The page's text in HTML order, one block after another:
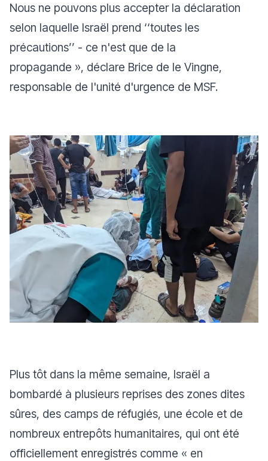
Nous ne pouvons plus accepter la déclaration
selon laquelle Israël prend ‘‘toutes les
précautions’’ - ce n'est que de la
propagande », déclare Brice de le Vingne,
responsable de l'unité d'urgence de MSF.
Plus tôt dans la même semaine, Israël a
bombardé à plusieurs reprises des zones dites
sûres, des camps de réfugiés, une école et de
nombreux entrepôts humanitaires, qui ont été
officiellement enregistrés comme « en